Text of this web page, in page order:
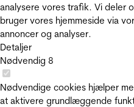
analysere vores trafik. Vi deler
bruger vores hjemmeside via
annoncer og analyser.
Detaljer
Nødvendig 8
Nødvendige cookies hjælper
at aktivere grundlæggende